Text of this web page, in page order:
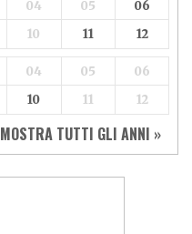
04 05
06
10 11 12
04 05
06
10 11 12
MOSTRA TUTTI GLI ANNI »